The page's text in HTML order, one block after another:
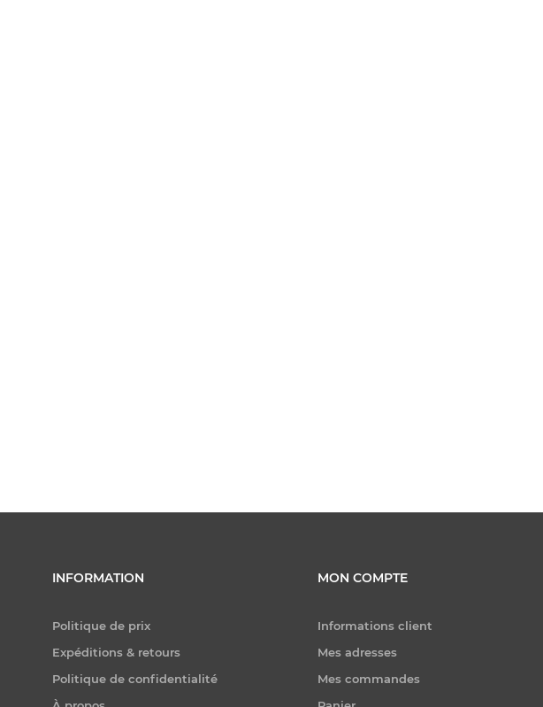
INFORMATION
Politique de prix
Expéditions & retours
Politique de confidentialité
MON COMPTE
Informations client
Mes adresses
Mes commandes